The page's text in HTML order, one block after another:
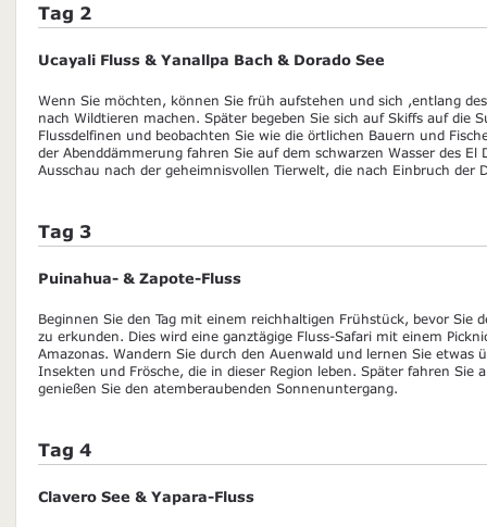
Tag 2
Ucayali Fluss & Yanallpa Bach & Dorado See
Wenn Sie möchten, können Sie früh aufstehen und sich ,entlang
nach Wildtieren machen. Später begeben Sie sich auf Skiffs auf die
Flussdelfinen und beobachten Sie wie die örtlichen Bauern und
der Abenddämmerung fahren Sie auf dem schwarzen Wasser des El
Ausschau nach der geheimnisvollen Tierwelt, die nach Einbruch der
Tag 3
Puinahua- & Zapote-Fluss
Beginnen Sie den Tag mit einem reichhaltigen Frühstück, bevor Sie
zu erkunden. Dies wird eine ganztägige Fluss-Safari mit einem
Amazonas. Wandern Sie durch den Auenwald und lernen Sie etwas
Insekten und Frösche, die in dieser Region leben. Später fahren Sie
genießen Sie den atemberaubenden Sonnenuntergang.
Tag 4
Clavero See & Yapara-Fluss